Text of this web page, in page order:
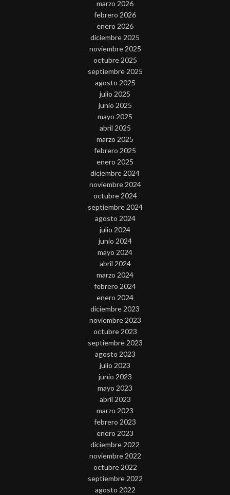
marzo 2026
febrero 2026
enero 2026
diciembre 2025
noviembre 2025
octubre 2025
septiembre 2025
agosto 2025
julio 2025
junio 2025
mayo 2025
abril 2025
marzo 2025
febrero 2025
enero 2025
diciembre 2024
noviembre 2024
octubre 2024
septiembre 2024
agosto 2024
julio 2024
junio 2024
mayo 2024
abril 2024
marzo 2024
febrero 2024
enero 2024
diciembre 2023
noviembre 2023
octubre 2023
septiembre 2023
agosto 2023
julio 2023
junio 2023
mayo 2023
abril 2023
marzo 2023
febrero 2023
enero 2023
diciembre 2022
noviembre 2022
octubre 2022
septiembre 2022
agosto 2022